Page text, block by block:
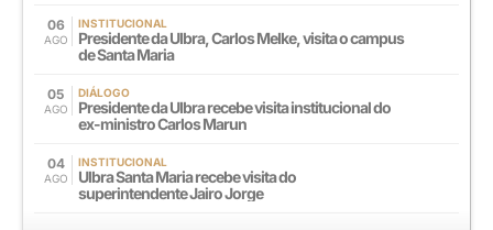
06
AGO
INSTITUCIONAL
Presidente da Ulbra, Carlos Melke, visita o campus
de Santa Maria
05
AGO
DIÁLOGO
Presidente da Ulbra recebe visita institucional do
ex-ministro Carlos Marun
04
AGO
INSTITUCIONAL
Ulbra Santa Maria recebe visita do
superintendente Jairo Jorge